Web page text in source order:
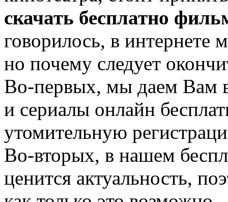
скачать бесплатно
говорилось, в интернете
но почему следует
Во-первых, мы даем Вам
и сериалы онлайн
утомительную
Во-вторых, в нашем
ценится актуальность,